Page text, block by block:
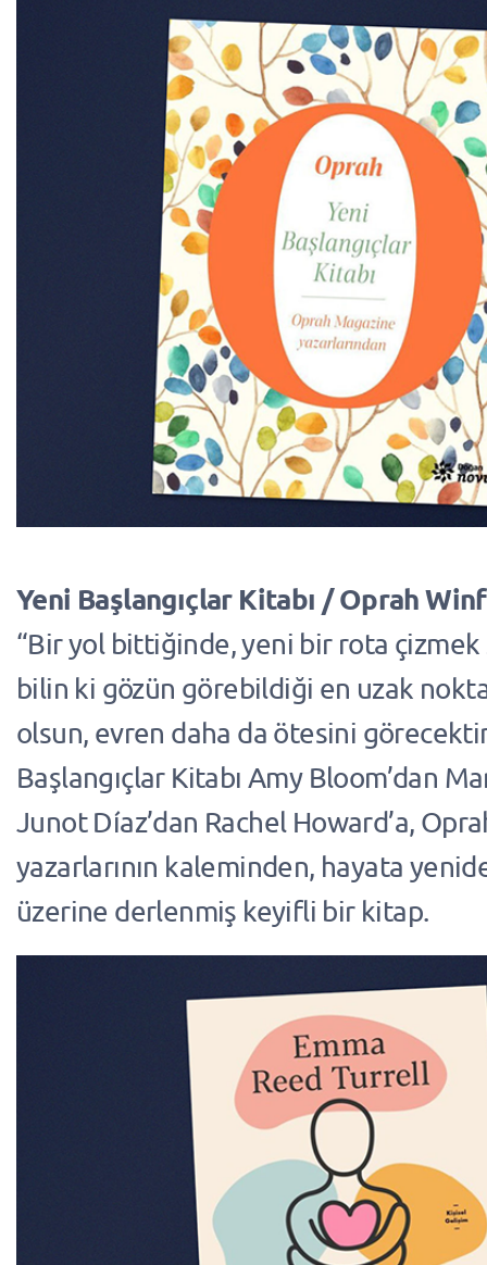
Yeni Başlangıçlar Kitabı / Oprah
“Bir yol bittiğinde, yeni bir rota çizmek
bilin ki gözün görebildiği en uzak
olsun, evren daha da ötesini
Başlangıçlar Kitabı Amy Bloom’dan
Junot Díaz’dan Rachel Howard’a,
yazarlarının kaleminden, hayata
üzerine derlenmiş keyifli bir kitap.